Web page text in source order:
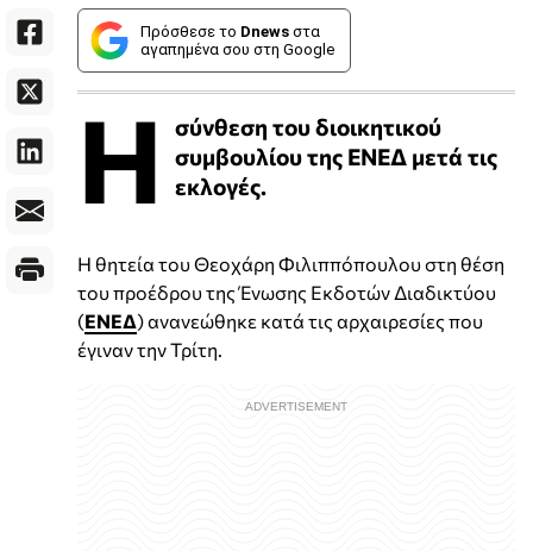
Πρόσθεσε το Dnews στα
αγαπημένα σου στη Google
Η
σύνθεση του διοικητικού
συμβουλίου της ΕΝΕΔ μετά τις
εκλογές.
Η θητεία του Θεοχάρη Φιλιππόπουλου στη θέση
του προέδρου της Ένωσης Εκδοτών Διαδικτύου
(ΕΝΕΔ) ανανεώθηκε κατά τις αρχαιρεσίες που
έγιναν την Τρίτη.